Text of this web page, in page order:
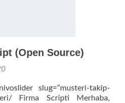
(Open Source)
slug=”musteri-takip-
Firma Scripti Merhaba,